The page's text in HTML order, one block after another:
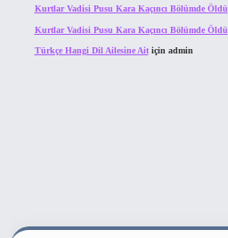
Kurtlar Vadisi Pusu Kara Kaçıncı Bölümde Öldü
Kurtlar Vadisi Pusu Kara Kaçıncı Bölümde Öldü
Türkçe Hangi Dil Ailesine Aitiçin admin